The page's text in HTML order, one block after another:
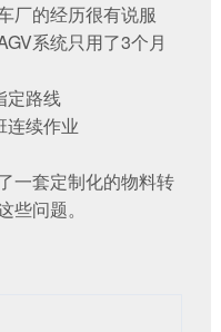
厂的经历很有说服
系统只用了3个月
定路线
连续作业
一套定制化的物料转
些问题。